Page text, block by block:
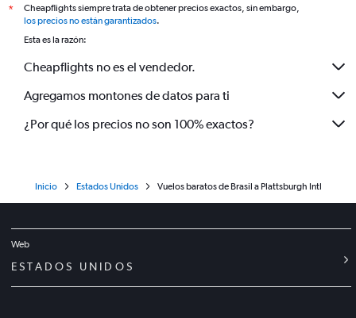
*
Cheapflights siempre trata de obtener precios exactos, sin embargo,
los precios no están garantizados.
Esta es la razón:
Cheapflights no es el vendedor.
Agregamos montones de datos para ti
¿Por qué los precios no son 100% exactos?
Inicio Estados Unidos Vuelos baratos de Brasil a Plattsburgh Intl
Web
ESTADOS UNIDOS